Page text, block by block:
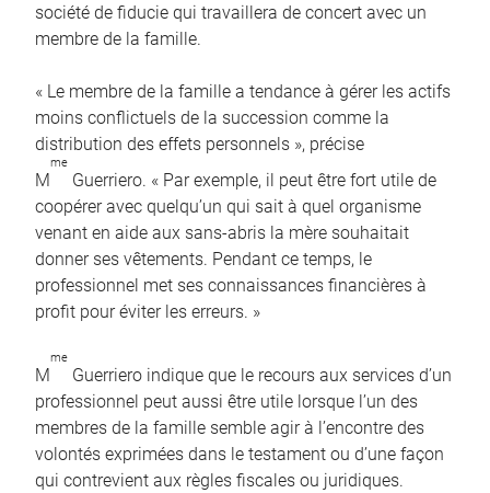
société de fiducie qui travaillera de concert avec un
membre de la famille.
« Le membre de la famille a tendance à gérer les actifs
moins conflictuels de la succession comme la
distribution des effets personnels », précise
M
me
Guerriero. « Par exemple, il peut être fort utile de
coopérer avec quelqu’un qui sait à quel organisme
venant en aide aux sans-abris la mère souhaitait
donner ses vêtements. Pendant ce temps, le
professionnel met ses connaissances financières à
profit pour éviter les erreurs. »
M
me
Guerriero indique que le recours aux services d’un
professionnel peut aussi être utile lorsque l’un des
membres de la famille semble agir à l’encontre des
volontés exprimées dans le testament ou d’une façon
qui contrevient aux règles fiscales ou juridiques.